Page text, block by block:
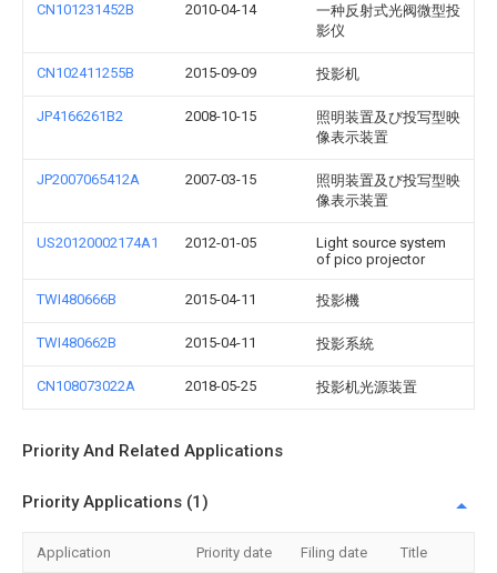
CN101231452B 2010-04-14
一种反射式光阀微型投
影仪
CN102411255B 2015-09-09 投影机
JP4166261B2 2008-10-15
照明装置及び投写型映
像表示装置
JP2007065412A 2007-03-15
照明装置及び投写型映
像表示装置
US20120002174A1 2012-01-05
Light source system
of pico projector
TWI480666B 2015-04-11 投影機
TWI480662B 2015-04-11 投影系統
CN108073022A 2018-05-25 投影机光源装置
Priority And Related Applications
Priority Applications (1)
Application Priority date Filing date Title